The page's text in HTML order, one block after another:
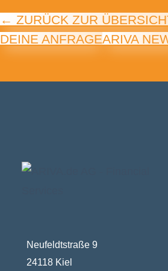
← ZURÜCK ZUR
DEINE ANFRAGEARIVA
Neufeldtstraße 9
24118 Kiel